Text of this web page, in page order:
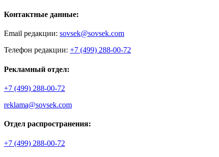
Контактные данные:
Email редакции: sovsek@sovsek.com
Телефон редакции: +7 (499) 288-00-72
Рекламный отдел:
+7 (499) 288-00-72
reklama@sovsek.com
Отдел распространения:
+7 (499) 288-00-72